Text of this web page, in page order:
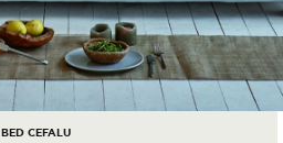
BED CEFALU